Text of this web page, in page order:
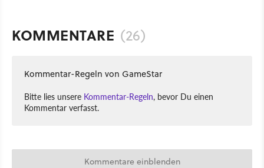
KOMMENTARE (26)
Kommentar-Regeln von GameStar
Bitte lies unsere Kommentar-Regeln, bevor Du einen
Kommentar verfasst.
Kommentare einblenden